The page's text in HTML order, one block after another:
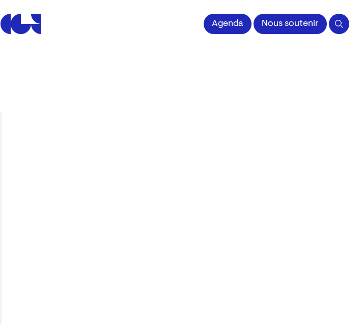
Centre de la Gravure et de l'Image impriméeAgenda Nous soutenir